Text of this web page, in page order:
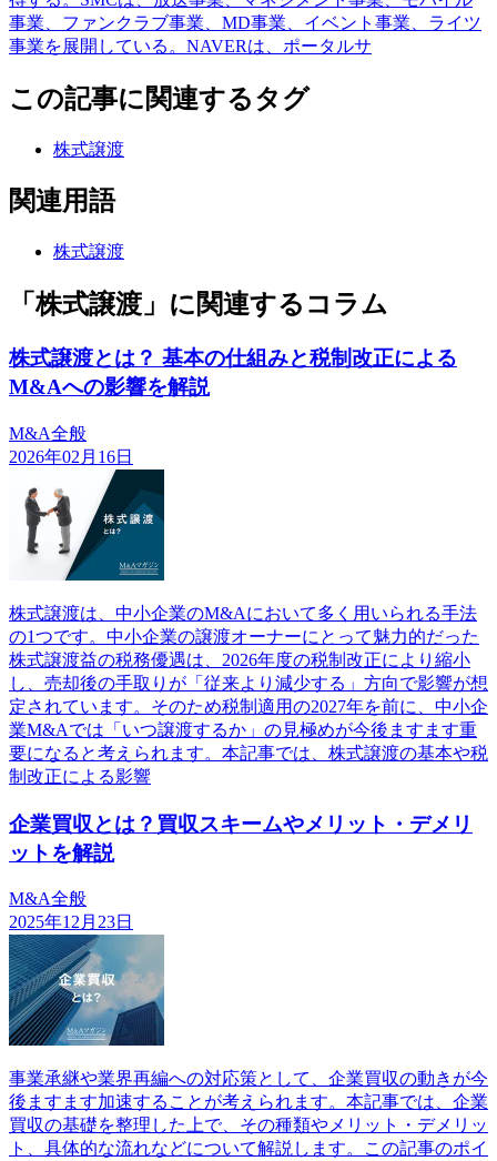
事業、ファンクラブ事業、MD事業、イベント事業、ライツ
事業を展開している。NAVERは、ポータルサ
この記事に関連するタグ
株式譲渡
関連用語
株式譲渡
「株式譲渡」に関連するコラム
株式譲渡とは？ 基本の仕組みと税制改正による
M&Aへの影響を解説
M&A全般
2026年02月16日
株式譲渡は、中小企業のM&Aにおいて多く用いられる手法
の1つです。中小企業の譲渡オーナーにとって魅力的だった
株式譲渡益の税務優遇は、2026年度の税制改正により縮小
し、売却後の手取りが「従来より減少する」方向で影響が想
定されています。そのため税制適用の2027年を前に、中小企
業M&Aでは「いつ譲渡するか」の見極めが今後ますます重
要になると考えられます。本記事では、株式譲渡の基本や税
制改正による影響
企業買収とは？買収スキームやメリット・デメリ
ットを解説
M&A全般
2025年12月23日
事業承継や業界再編への対応策として、企業買収の動きが今
後ますます加速することが考えられます。本記事では、企業
買収の基礎を整理した上で、その種類やメリット・デメリッ
ト、具体的な流れなどについて解説します。この記事のポイ